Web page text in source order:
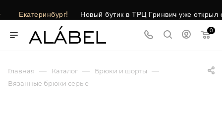
Екатеринбург! Новый бутик в ТРЦ Гринвич уже открыл
0
Главная — Каталог — Брюки и шорты —
Вязанные брюки серые